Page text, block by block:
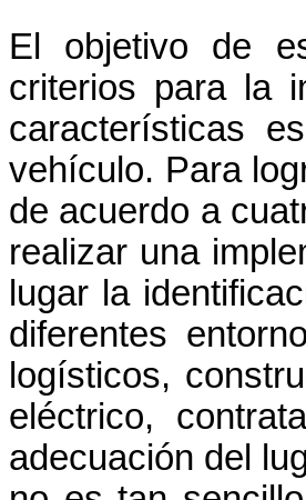
El objetivo de
criterios para la
características
vehículo. Para
de acuerdo a
realizar una
lugar la
diferentes
logísticos,
eléctrico,
adecuación del